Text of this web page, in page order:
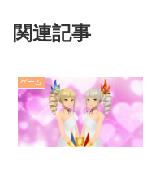
関連記事
ゲーム